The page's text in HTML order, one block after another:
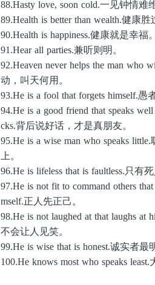
88.Hasty love, soon cold.一见钟情难
89.Health is better than wealth.健康胜
90.Health is happiness.健康就是幸福。
91.Hear all parties.兼听则明。
92.Heaven never helps the man who
动，叫天何用。
93.He is a fool that forgets himself.愚
94.He is a good friend that speaks
cks.背后说好话，才是真朋友。
95.He is a wise man who speaks
上。
96.He is lifeless that is faultless.只有
97.He is not fit to command others
mself.正人先正己。
98.He is not laughed at that laughs at
不会让人见笑。
99.He is wise that is honest.诚实者最
100.He knows most who speaks least.